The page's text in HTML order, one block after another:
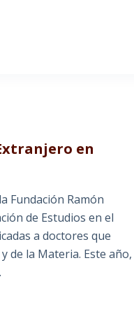
en
Fundación Ramón
de Estudios en el
a doctores que
de la Materia. Este año,